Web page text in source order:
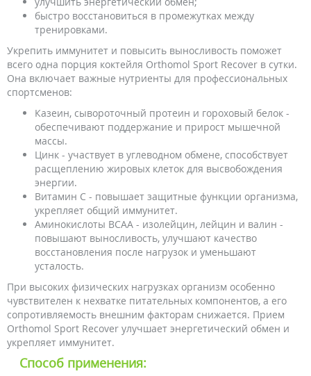
быстро восстановиться в промежутках между
тренировками.
Укрепить иммунитет и повысить выносливость поможет
всего одна порция коктейля Orthomol Sport Recover в сутки.
Она включает важные нутриенты для профессиональных
спортсменов:
Казеин, сывороточный протеин и гороховый белок -
обеспечивают поддержание и прирост мышечной
массы.
Цинк - участвует в углеводном обмене, способствует
расщеплению жировых клеток для высвобождения
энергии.
Витамин С - повышает защитные функции организма,
укрепляет общий иммунитет.
Аминокислоты BCAA - изолейцин, лейцин и валин -
повышают выносливость, улучшают качество
восстановления после нагрузок и уменьшают
усталость.
При высоких физических нагрузках организм особенно
чувствителен к нехватке питательных компонентов, а его
сопротивляемость внешним факторам снижается. Прием
Orthomol Sport Recover улучшает энергетический обмен и
укрепляет иммунитет.
Способ применения: